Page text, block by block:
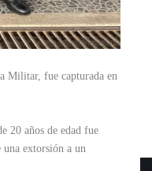
Militar, fue capturada en
20 años de edad fue
extorsión a un